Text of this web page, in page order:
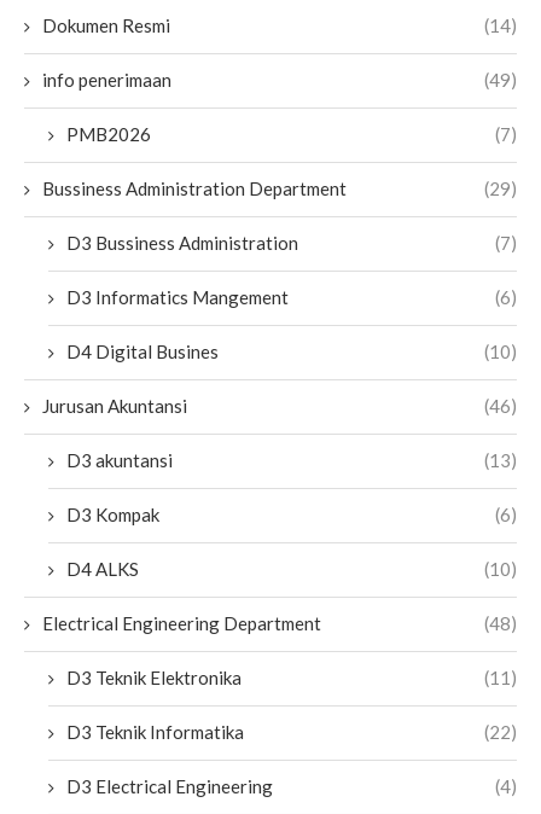
Dokumen Resmi (14)
info penerimaan (49)
PMB2026 (7)
Bussiness Administration Department (29)
D3 Bussiness Administration (7)
D3 Informatics Mangement (6)
D4 Digital Busines (10)
Jurusan Akuntansi (46)
D3 akuntansi (13)
D3 Kompak (6)
D4 ALKS (10)
Electrical Engineering Department (48)
D3 Teknik Elektronika (11)
D3 Teknik Informatika (22)
D3 Electrical Engineering (4)